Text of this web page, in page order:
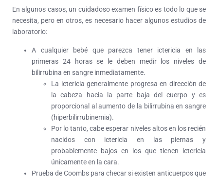
En algunos casos, un cuidadoso examen físico es todo lo que se
necesita, pero en otros, es necesario hacer algunos estudios de
laboratorio:
A cualquier bebé que parezca tener ictericia en las
primeras 24 horas se le deben medir los niveles de
bilirrubina en sangre inmediatamente.
La ictericia generalmente progresa en dirección de
la cabeza hacia la parte baja del cuerpo y es
proporcional al aumento de la bilirrubina en sangre
(hiperbilirrubinemia).
Por lo tanto, cabe esperar niveles altos en los recién
nacidos con ictericia en las piernas y
probablemente bajos en los que tienen ictericia
únicamente en la cara.
Prueba de Coombs para checar si existen anticuerpos que